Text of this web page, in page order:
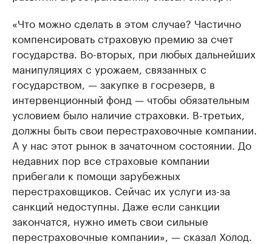
«Что можно сделать в этом случае? Частично
компенсировать страховую премию за счет
государства. Во-вторых, при любых дальнейших
манипуляциях с урожаем, связанных с
государством, — закупке в госрезерв, в
интервенционный фонд — чтобы обязательным
условием было наличие страховки. В-третьих,
должны быть свои перестраховочные компании.
А у нас этот рынок в зачаточном состоянии. До
недавних пор все страховые компании
прибегали к помощи зарубежных
перестраховщиков. Сейчас их услуги из-за
санкций недоступны. Даже если санкции
закончатся, нужно иметь свои сильные
перестраховочные компании», — сказал Холод.